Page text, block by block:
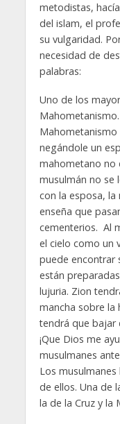
metodistas,
del islam, el
su vulgaridad.
necesidad de
palabras:
Uno de los
negándole un
mahometano no
musulmán no se
con la esposa, la
enseña que
cementerios. Al
el cielo como un
puede encontrar
están
lujuria. Zion
mancha sobre la
tendrá que bajar
¡Que Dios me
musulmanes
Los
de ellos. Una de
la de la Cruz y la